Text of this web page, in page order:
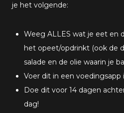
je het volgende:
Weeg ALLES wat je eet en
het opeet/opdrinkt (ook de
salade en de olie waarin je
Voer dit in een voedingsapp
Doe dit voor 14 dagen
dag!